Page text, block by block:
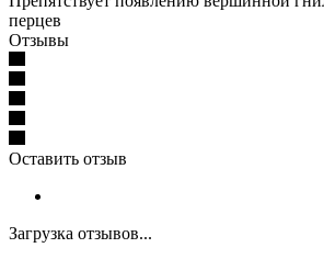
перцев
Отзывы
Оставить отзыв
Загрузка отзывов...